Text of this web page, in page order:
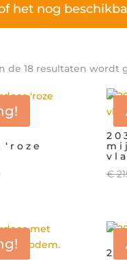
het nog
de 18 resultaten wordt
€